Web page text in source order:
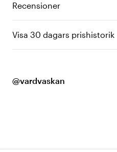
Recensioner
Visa 30 dagars prishistorik
@vardvaskan